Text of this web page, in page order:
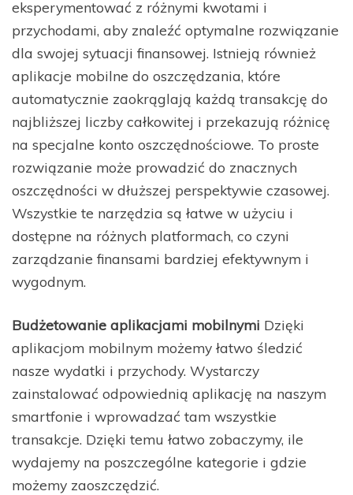
eksperymentować z różnymi kwotami i
przychodami, aby znaleźć optymalne rozwiązanie
dla swojej sytuacji finansowej. Istnieją również
aplikacje mobilne do oszczędzania, które
automatycznie zaokrąglają każdą transakcję do
najbliższej liczby całkowitej i przekazują różnicę
na specjalne konto oszczędnościowe. To proste
rozwiązanie może prowadzić do znacznych
oszczędności w dłuższej perspektywie czasowej.
Wszystkie te narzędzia są łatwe w użyciu i
dostępne na różnych platformach, co czyni
zarządzanie finansami bardziej efektywnym i
wygodnym.
Budżetowanie aplikacjami mobilnymi Dzięki
aplikacjom mobilnym możemy łatwo śledzić
nasze wydatki i przychody. Wystarczy
zainstalować odpowiednią aplikację na naszym
smartfonie i wprowadzać tam wszystkie
transakcje. Dzięki temu łatwo zobaczymy, ile
wydajemy na poszczególne kategorie i gdzie
możemy zaoszczędzić.